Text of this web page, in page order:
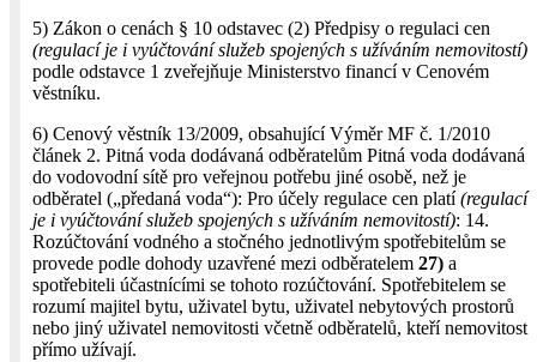
5) Zákon o cenách § 10 odstavec (2) Předpisy o regulaci cen
(regulací je i vyúčtování služeb spojených s užíváním nemovitostí)
podle odstavce 1 zveřejňuje Ministerstvo financí v Cenovém
věstníku.
6) Cenový věstník 13/2009, obsahující Výměr MF č. 1/2010
článek 2. Pitná voda dodávaná odběratelům Pitná voda dodávaná
do vodovodní sítě pro veřejnou potřebu jiné osobě, než je
odběratel („předaná voda“): Pro účely regulace cen platí (regulací
je i vyúčtování služeb spojených s užíváním nemovitostí): 14.
Rozúčtování vodného a stočného jednotlivým spotřebitelům se
provede podle dohody uzavřené mezi odběratelem 27) a
spotřebiteli účastnícími se tohoto rozúčtování. Spotřebitelem se
rozumí majitel bytu, uživatel bytu, uživatel nebytových prostorů
nebo jiný uživatel nemovitosti včetně odběratelů, kteří nemovitost
přímo užívají.